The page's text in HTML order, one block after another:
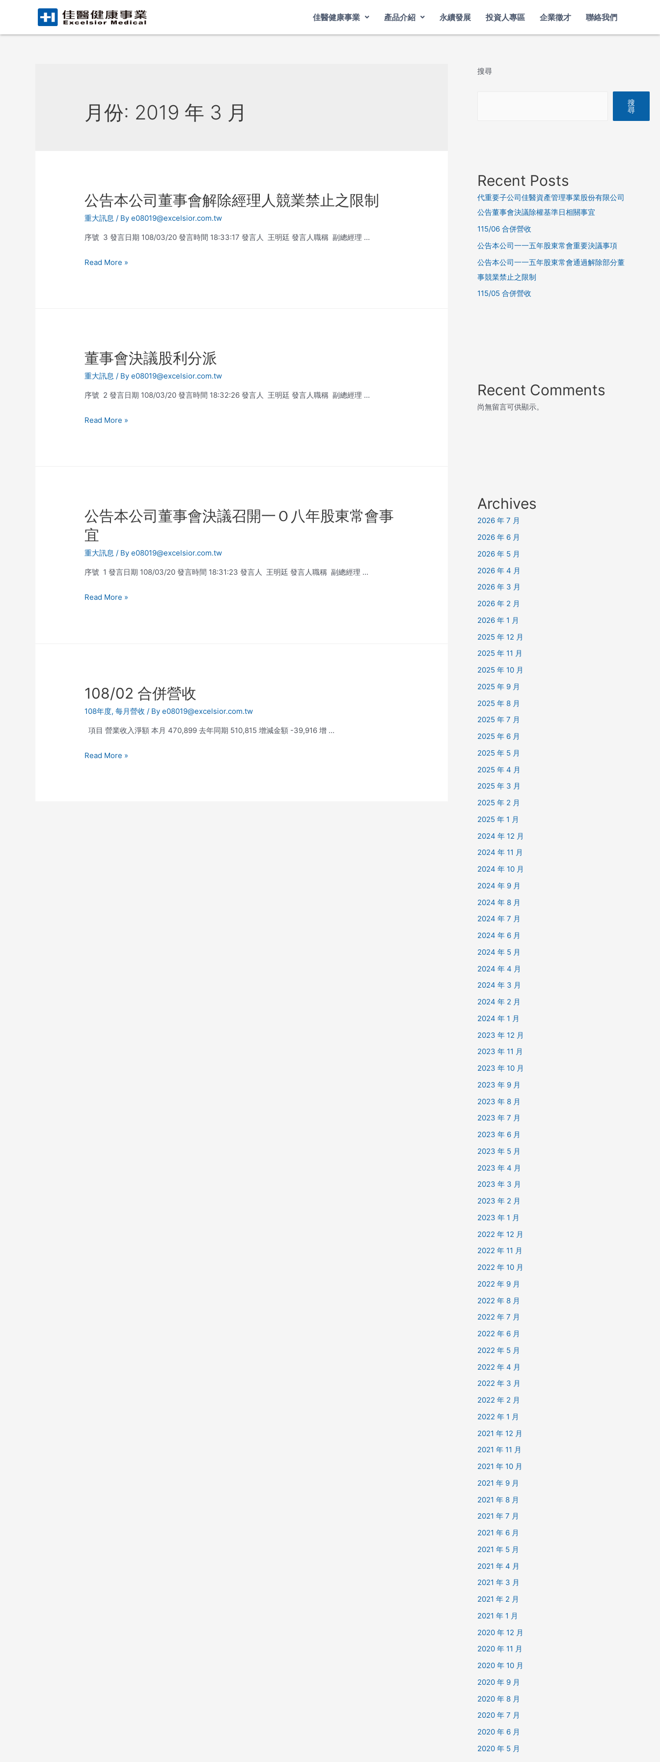
佳醫健康事業 產品介紹 永續發展 投資人專區 企業徵才 聯絡我們
月份: 2019 年 3 月
公告本公司董事會解除經理人競業禁止之限制
重大訊息 / Bye08019@excelsior.com.tw
序號 3 發言日期 108/03/20 發言時間 18:33:17 發言人 王明廷 發言人職稱 副總經理 …
Read More »
董事會決議股利分派
重大訊息 / Bye08019@excelsior.com.tw
序號 2 發言日期 108/03/20 發言時間 18:32:26 發言人 王明廷 發言人職稱 副總經理 …
Read More »
公告本公司董事會決議召開一Ｏ八年股東常會事
宜
重大訊息 / Bye08019@excelsior.com.tw
序號 1 發言日期 108/03/20 發言時間 18:31:23 發言人 王明廷 發言人職稱 副總經理 …
Read More »
108/02 合併營收
108年度,每月營收 / Bye08019@excelsior.com.tw
項目 營業收入淨額 本月 470,899 去年同期 510,815 增減金額 -39,916 增 …
Read More »
搜尋
搜
尋
Recent Posts
代重要子公司佳醫資產管理事業股份有限公司
公告董事會決議除權基準日相關事宜
115/06 合併營收
公告本公司一一五年股東常會重要決議事項
公告本公司一一五年股東常會通過解除部分董
事競業禁止之限制
115/05 合併營收
Recent Comments
尚無留言可供顯示。
Archives
2026 年 7 月
2026 年 6 月
2026 年 5 月
2026 年 4 月
2026 年 3 月
2026 年 2 月
2026 年 1 月
2025 年 12 月
2025 年 11 月
2025 年 10 月
2025 年 9 月
2025 年 8 月
2025 年 7 月
2025 年 6 月
2025 年 5 月
2025 年 4 月
2025 年 3 月
2025 年 2 月
2025 年 1 月
2024 年 12 月
2024 年 11 月
2024 年 10 月
2024 年 9 月
2024 年 8 月
2024 年 7 月
2024 年 6 月
2024 年 5 月
2024 年 4 月
2024 年 3 月
2024 年 2 月
2024 年 1 月
2023 年 12 月
2023 年 11 月
2023 年 10 月
2023 年 9 月
2023 年 8 月
2023 年 7 月
2023 年 6 月
2023 年 5 月
2023 年 4 月
2023 年 3 月
2023 年 2 月
2023 年 1 月
2022 年 12 月
2022 年 11 月
2022 年 10 月
2022 年 9 月
2022 年 8 月
2022 年 7 月
2022 年 6 月
2022 年 5 月
2022 年 4 月
2022 年 3 月
2022 年 2 月
2022 年 1 月
2021 年 12 月
2021 年 11 月
2021 年 10 月
2021 年 9 月
2021 年 8 月
2021 年 7 月
2021 年 6 月
2021 年 5 月
2021 年 4 月
2021 年 3 月
2021 年 2 月
2021 年 1 月
2020 年 12 月
2020 年 11 月
2020 年 10 月
2020 年 9 月
2020 年 8 月
2020 年 7 月
2020 年 6 月
2020 年 5 月